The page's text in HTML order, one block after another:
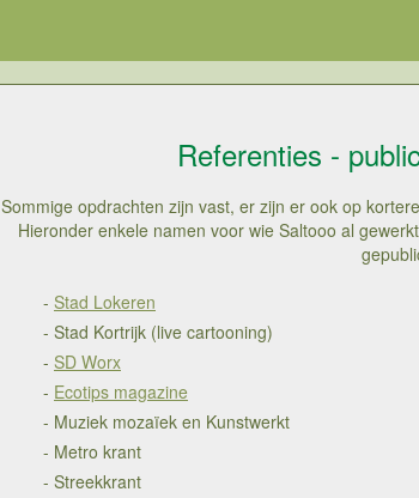
Referenties -
Sommige opdrachten zijn vast, er zijn er ook op
Hieronder enkele namen voor wie Saltooo al
- Stad Lokeren
- Stad Kortrijk (live cartooning)
- SD Worx
- Ecotips magazine
- Muziek mozaïek en Kunstwerkt
- Metro krant
- Streekkrant